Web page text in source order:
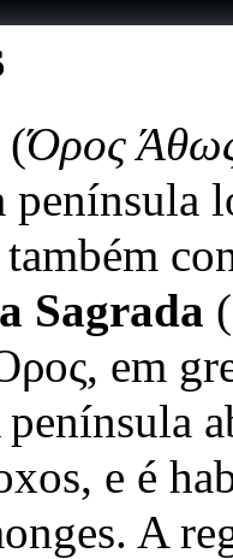
(Όρος
península
Sagrada
em
e é
A